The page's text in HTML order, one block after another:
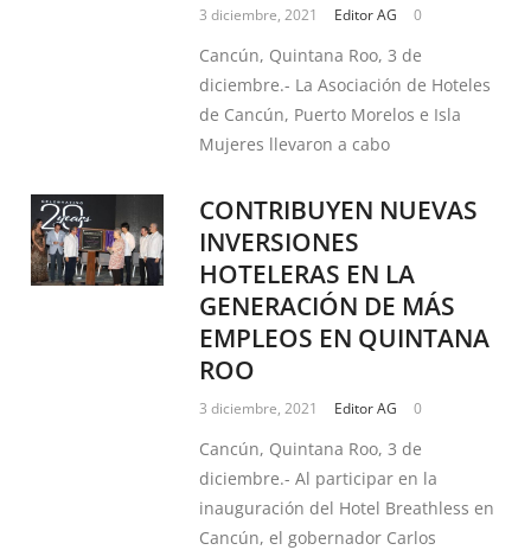
3 diciembre, 2021 Editor AG 0
Cancún, Quintana Roo, 3 de
diciembre.- La Asociación de Hoteles
de Cancún, Puerto Morelos e Isla
Mujeres llevaron a cabo
CONTRIBUYEN NUEVAS
INVERSIONES
HOTELERAS EN LA
GENERACIÓN DE MÁS
EMPLEOS EN QUINTANA
ROO
3 diciembre, 2021 Editor AG 0
Cancún, Quintana Roo, 3 de
diciembre.- Al participar en la
inauguración del Hotel Breathless en
Cancún, el gobernador Carlos